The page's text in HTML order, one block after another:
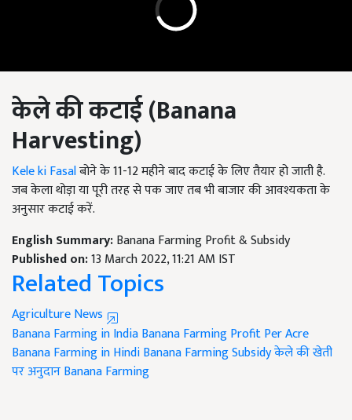
केले की कटाई (Banana
Harvesting)
Kele ki Fasalबोने के 11-12 महीने बाद कटाई के लिए तैयार हो जाती है.
जब केला थोड़ा या पूरी तरह से पक जाए तब भी बाजार की आवश्यकता के
अनुसार कटाई करें.
English Summary:Banana Farming Profit & Subsidy
Published on:13 March 2022, 11:21 AM IST
Related Topics
Agriculture News
Banana Farming in IndiaBanana Farming Profit Per Acre
Banana Farming in HindiBanana Farming Subsidyकेले की खेती
पर अनुदानBanana Farming